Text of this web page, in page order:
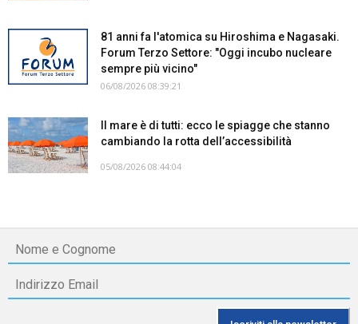
81 anni fa l'atomica su Hiroshima e Nagasaki.
Forum Terzo Settore: "Oggi incubo nucleare
sempre più vicino"
06/08/2026 08:39:21
Il mare è di tutti: ecco le spiagge che stanno
cambiando la rotta dell’accessibilità
05/08/2026 08:44:04